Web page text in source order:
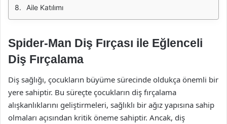
Aile Katılımı
Spider-Man Diş Fırçası ile Eğlenceli
Diş Fırçalama
Diş sağlığı, çocukların büyüme sürecinde oldukça önemli bir
yere sahiptir. Bu süreçte çocukların diş fırçalama
alışkanlıklarını geliştirmeleri, sağlıklı bir ağız yapısına sahip
olmaları açısından kritik öneme sahiptir. Ancak, diş